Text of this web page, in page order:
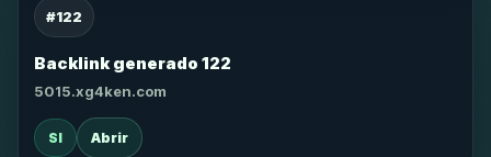
#122
Backlink generado 122
5015.xg4ken.com
SI Abrir